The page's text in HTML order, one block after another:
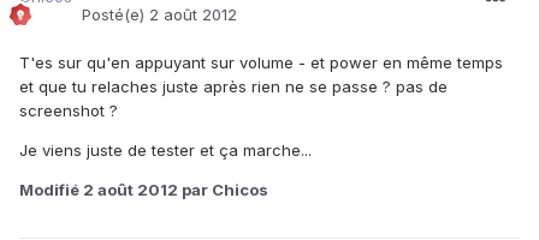
Posté(e) 2 août 2012
T'es sur qu'en appuyant sur volume - et power en même temps
et que tu relaches juste après rien ne se passe ? pas de
screenshot ?
Je viens juste de tester et ça marche...
Modifié 2 août 2012 par Chicos